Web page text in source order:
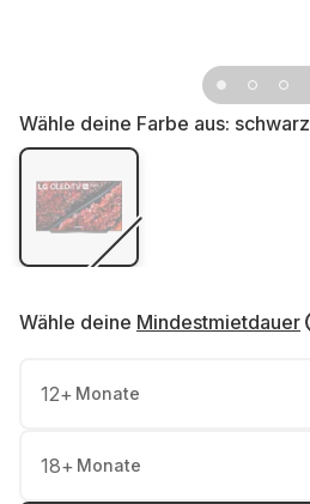
Wähle deine Farbe aus: schwarz
Wähle deine Mindestmietdauer
12+ Monate
18+ Monate